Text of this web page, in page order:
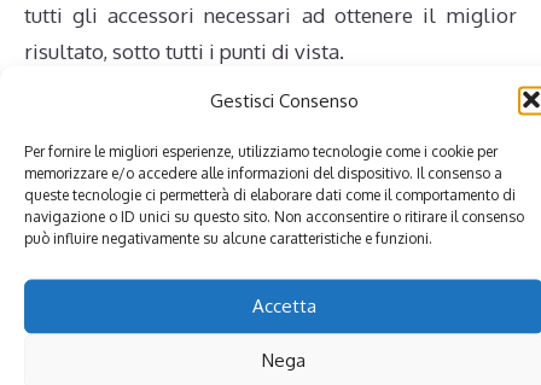
Gestisci Consenso
Per fornire le migliori esperienze, utilizziamo tecnologie come i cookie per
memorizzare e/o accedere alle informazioni del dispositivo. Il consenso a
queste tecnologie ci permetterà di elaborare dati come il comportamento di
navigazione o ID unici su questo sito. Non acconsentire o ritirare il consenso
può influire negativamente su alcune caratteristiche e funzioni.
Accetta
Nega
tutti gli accessori necessari ad ottenere il miglior
risultato, sotto tutti i punti di vista.
un’azienda ormai ben nota e conosciuta nel campo
delNoleggio Gazebo Lecco: per una festa di
compleanno, ma anche in occasione di eventi
per intrattenere il pubblico più giovane… sono
sempre più i clienti che ad essa si rivolgono e
richiedono questa tipologia di servizio.